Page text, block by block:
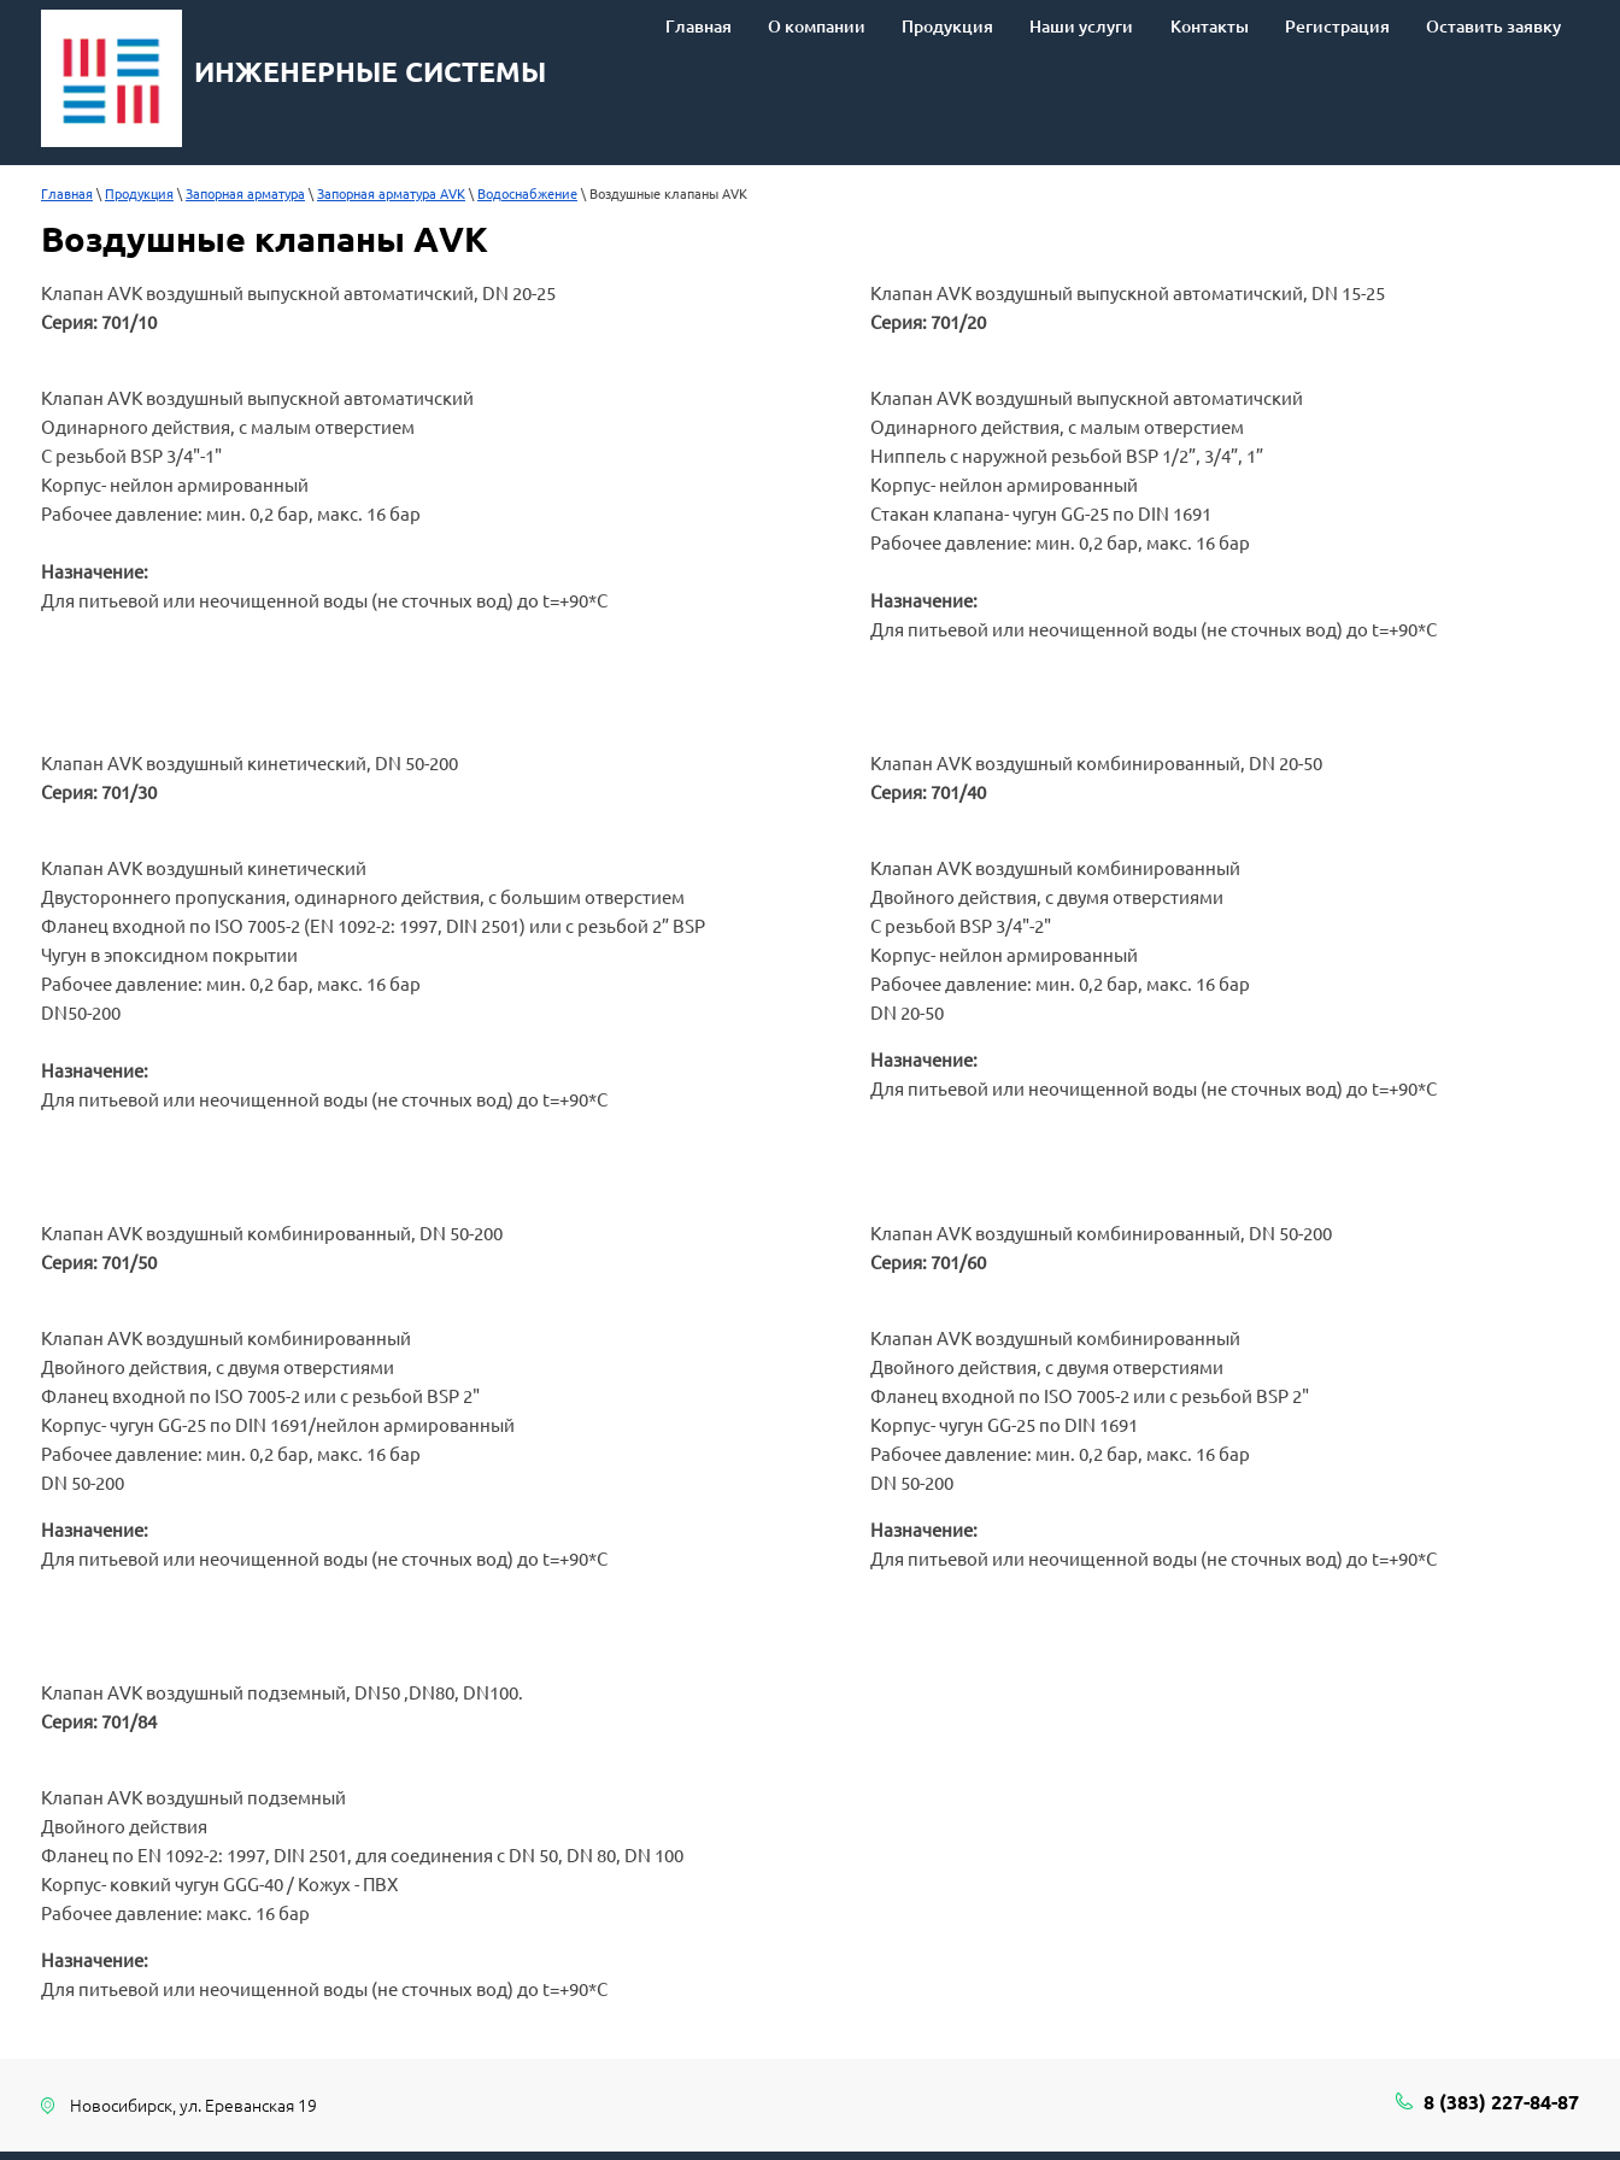
Главная О компании Продукция Наши услуги Контакты Регистрация Оставить заявку
ИНЖЕНЕРНЫЕ СИСТЕМЫ
Главная \ Продукция \ Запорная арматура \ Запорная арматура AVK \ Водоснабжение \ Воздушные клапаны AVK
Воздушные клапаны AVK
Клапан AVK воздушный выпускной автоматичский, DN 20-25
Серия: 701/10
Клапан AVK воздушный выпускной автоматичский
Одинарного действия, с малым отверстием
С резьбой BSP 3/4"-1"
Корпус- нейлон армированный
Рабочее давление: мин. 0,2 бар, макс. 16 бар
Назначение:
Для питьевой или неочищенной воды (не сточных вод) до t=+90*С
Клапан AVK воздушный выпускной автоматичский, DN 15-25
Серия: 701/20
Клапан AVK воздушный выпускной автоматичский
Одинарного действия, с малым отверстием
Ниппель с наружной резьбой BSP 1/2”, 3/4”, 1”
Корпус- нейлон армированный
Стакан клапана- чугун GG-25 по DIN 1691
Рабочее давление: мин. 0,2 бар, макс. 16 бар
Назначение:
Для питьевой или неочищенной воды (не сточных вод) до t=+90*С
Клапан AVK воздушный кинетический, DN 50-200
Серия: 701/30
Клапан AVK воздушный кинетический
Двустороннего пропускания, одинарного действия, с большим отверстием
Фланец входной по ISO 7005-2 (EN 1092-2: 1997, DIN 2501) или с резьбой 2” BSP
Чугун в эпоксидном покрытии
Рабочее давление: мин. 0,2 бар, макс. 16 бар
DN50-200
Назначение:
Для питьевой или неочищенной воды (не сточных вод) до t=+90*С
Клапан AVK воздушный комбинированный, DN 20-50
Серия: 701/40
Клапан AVK воздушный комбинированный
Двойного действия, с двумя отверстиями
С резьбой BSP 3/4"-2"
Корпус- нейлон армированный
Рабочее давление: мин. 0,2 бар, макс. 16 бар
DN 20-50
Назначение:
Для питьевой или неочищенной воды (не сточных вод) до t=+90*С
Клапан AVK воздушный комбинированный, DN 50-200
Серия: 701/50
Клапан AVK воздушный комбинированный
Двойного действия, с двумя отверстиями
Фланец входной по ISO 7005-2 или с резьбой BSP 2"
Корпус- чугун GG-25 по DIN 1691/нейлон армированный
Рабочее давление: мин. 0,2 бар, макс. 16 бар
DN 50-200
Назначение:
Для питьевой или неочищенной воды (не сточных вод) до t=+90*С
Клапан AVK воздушный комбинированный, DN 50-200
Серия: 701/60
Клапан AVK воздушный комбинированный
Двойного действия, с двумя отверстиями
Фланец входной по ISO 7005-2 или с резьбой BSP 2"
Корпус- чугун GG-25 по DIN 1691
Рабочее давление: мин. 0,2 бар, макс. 16 бар
DN 50-200
Назначение:
Для питьевой или неочищенной воды (не сточных вод) до t=+90*С
Клапан AVK воздушный подземный, DN50 ,DN80, DN100.
Серия: 701/84
Клапан AVK воздушный подземный
Двойного действия
Фланец по EN 1092-2: 1997, DIN 2501, для соединения с DN 50, DN 80, DN 100
Корпус- ковкий чугун GGG-40 / Кожух - ПВХ
Рабочее давление: макс. 16 бар
Назначение:
Для питьевой или неочищенной воды (не сточных вод) до t=+90*С
Новосибирск, ул. Ереванская 19 8 (383) 227-84-87